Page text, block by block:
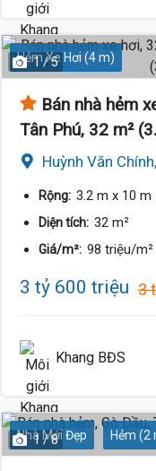
Hẻm Xe Hơi (4 m)
1 / 5
Bán nhà hẻm
Tân Phú, 32 m²
Huỳnh Văn
Rộng: 3.2 m x 10 m
Diện tích: 32 m²
Giá/m²: 98 triệu/m²
3 tỷ 600 triệu 3
Khang BĐS
Nhà Mới Đẹp Hẻm (2
1 / 8